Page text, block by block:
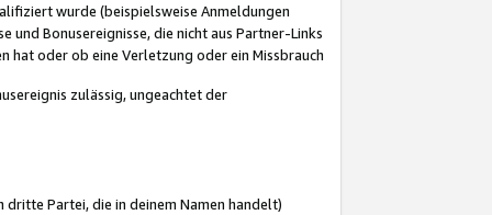
wurde (beispielsweise Anmeldungen
Bonusereignisse, die nicht aus Partner-Links
hat oder ob eine Verletzung oder ein Missbrauch
zulässig, ungeachtet der
Partei, die in deinem Namen handelt)